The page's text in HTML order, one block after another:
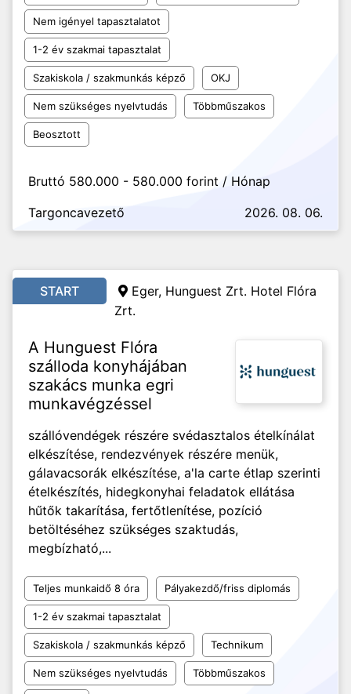
Nem igényel tapasztalatot
1-2 év szakmai tapasztalat
Szakiskola / szakmunkás képző OKJ
Nem szükséges nyelvtudás Többműszakos
Beosztott
Bruttó 580.000 - 580.000 forint / Hónap
Targoncavezető
2026. 08. 06.
START
Eger, Hunguest Zrt. Hotel Flóra
Zrt.
A Hunguest Flóra
szálloda konyhájában
szakács munka egri
munkavégzéssel
szállóvendégek részére svédasztalos ételkínálat
elkészítése, rendezvények részére menük,
gálavacsorák elkészítése, a'la carte étlap szerinti
ételkészítés, hidegkonyhai feladatok ellátása
hűtők takarítása, fertőtlenítése, pozíció
betöltéséhez szükséges szaktudás,
megbízható,...
Teljes munkaidő 8 óra Pályakezdő/friss diplomás
1-2 év szakmai tapasztalat
Szakiskola / szakmunkás képző Technikum
Nem szükséges nyelvtudás Többműszakos